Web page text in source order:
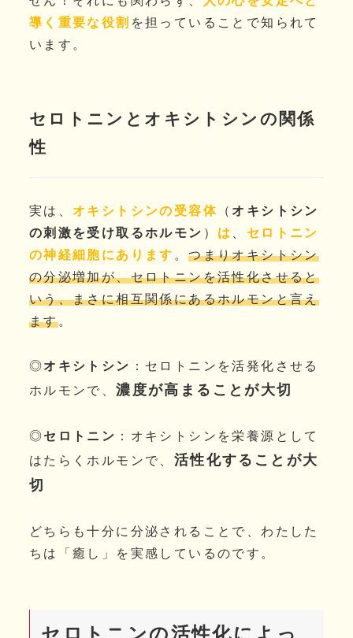
導く重要な役割 を担っていることで知られて
います。
セロトニンとオキシトシンの関係
性
実は、 オキシトシンの受容体 （ オキシトシン
の刺激を受け取るホルモン ） は
セロトニン
の神経細胞にあります 。つまりオキシトシン
の分泌増加が、セロトニンを活性化させると
いう、まさに相互関係にあるホルモンと言え
ます。
◎オキシトシン ：セロトニンを活発化させる
ホルモンで、濃度が高まることが大切
◎セロトニン ：オキシトシンを栄養源として
はたらくホルモンで、 活性化することが大
切
どちらも十分に分泌されることで、わたした
ちは「癒し」を実感しているのです。
セロトニンの活性化によっ